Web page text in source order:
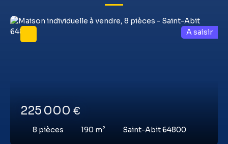
225 000 €
8 pièces 190 m² Saint-Abit 64800
A saisir